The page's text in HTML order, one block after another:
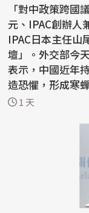
「對中政策跨國
元、IPAC創辦
IPAC日本主任山
壇」。外交部今
表示，中國近年
造恐懼，形成寒
持沈默，因...
1 天